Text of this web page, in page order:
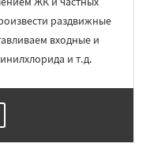
раздвижные
входные и
и т.д.